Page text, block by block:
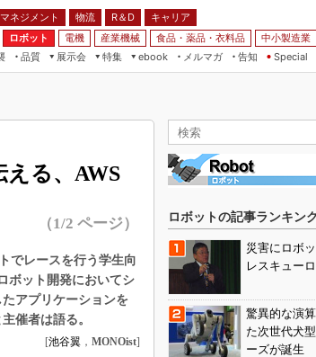
ネジメント 物流 R＆D
キャリア
ロボット 電機 産業機械 食品・薬品・衣料品
中小製造業
品質
展示会
特集
ebook
メルマガ
告知 Special
える、AWS
（1/2 ページ）
でレースを行う学生向
ボット開発においてシ
アプリケーションを
催者は語る。
[池谷翼 ， MONOist]
ロボットの記事ランキン
災害にロボ
レスキュー
驚異的な演
た次世代犬
ーズが誕生